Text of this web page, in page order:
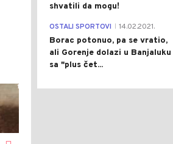
1 0
shvatili da mogu!
OSTALI SPORTOVI 14.02.2021.
Borac potonuo, pa se vratio,
ali Gorenje dolazi u Banjaluku
sa "plus čet...